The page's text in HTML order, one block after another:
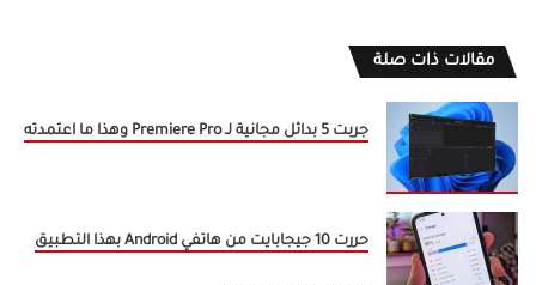
مقالات ذات صلة
جربت 5 بدائل مجانية لـ Premiere Pro وهذا ما اعتمدته
حررت 10 جيجابايت من هاتفي Android بهذا التطبيق